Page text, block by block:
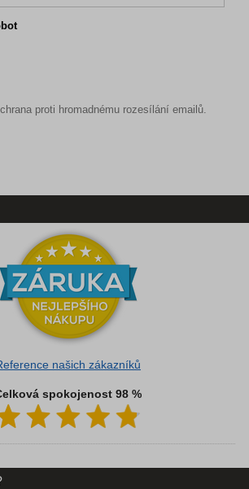
proti hromadnému rozesílání emailů.
našich zákazníků
spokojenost 98 %